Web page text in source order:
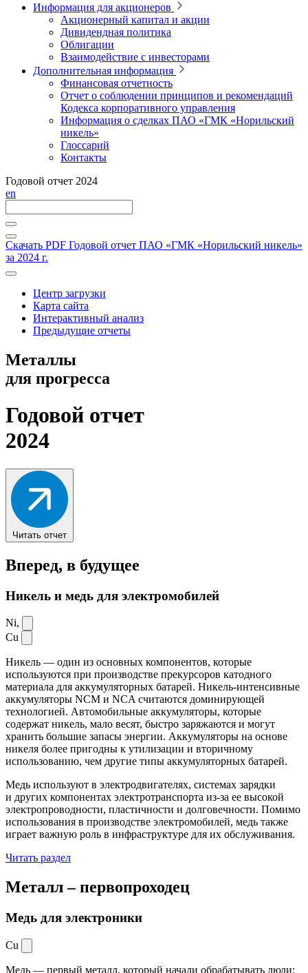
Информация для акционеров
Акционерный капитал и акции
Дивидендная политика
Облигации
Взаимодействие с инвесторами
Дополнительная информация
Финансовая отчетность
Отчет о соблюдении принципов и рекомендаций
Кодекса корпоративного управления
Информация о сделках ПАО «ГМК «Норильский
никель»
Глоссарий
Контакты
Годовой отчет 2024
en
Скачать PDF Годовой отчет ПАО «ГМК «Норильский никель»
за 2024 г.
Центр загрузки
Карта сайта
Интерактивный анализ
Предыдущие отчеты
Металлы
для прогресса
Годовой отчет
2024
Читать отчет
Вперед, в будущее
Никель и медь для электромобилей
Ni,
Cu
Никель — один из основных компонентов, которые
используются при производстве прекурсоров катодного
материала для аккумуляторных батарей. Никель-интенсивные
аккумуляторы NCM и NCA считаются доминирующей
технологией. Автомобильные аккумуляторы, которые
содержат никель, мало весят, быстро заряжаются и могут
хранить большие запасы энергии. Аккумуляторы на основе
никеля более пригодны к утилизации и вторичному
использованию, чем другие типы аккумуляторных батарей.
Медь используют в электродвигателях, системах зарядки
и других компонентах электротранспорта из-за ее высокой
электропроводности, пластичности и долговечности. Помимо
использования в производстве электромобилей, медь также
играет важную роль в инфраструктуре для их обслуживания.
Читать раздел
Металл –первопроходец
Медь для электроники
Cu
Медь — первый металл, который начали обрабатывать люди: